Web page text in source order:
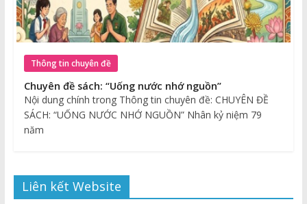
Thông tin chuyên đề
Chuyên đề sách: “Uống nước nhớ nguồn”
Nội dung chính trong Thông tin chuyên đề: CHUYÊN ĐỀ
SÁCH: “UỐNG NƯỚC NHỚ NGUỒN” Nhân kỷ niệm 79
năm
Liên kết Website